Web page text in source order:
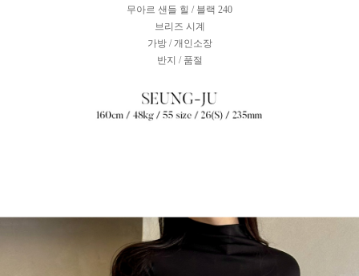
무아르 샌들 힐 / 블랙 240
브리즈 시계
가방 / 개인소장
반지 / 품절